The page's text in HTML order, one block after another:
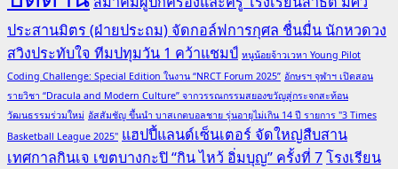
ประสานมิตร (ฝ่ายประถม) จัดกอล์ฟการกุศล ชื่นมื่น นักหวดวง
สวิงประทับใจ ทีมปทุมวัน 1 คว้าแชมป์ หนูน้อยจ้าวเวหา Young Pilot
Coding Challenge: Special Edition ในงาน “NRCT Forum 2025” อักษรฯ จุฬาฯ เปิดสอน
รายวิชา “Dracula and Modern Culture” จากวรรณกรรมสยองขวัญสู่กระจกสะท้อน
วัฒนธรรมร่วมใหม่ อัสสัมชัญ ขึ้นนำ บาสเกตบอลชาย รุ่นอายุไม่เกิน 14 ปี รายการ "3 Times
Basketball League 2025" แฮปปี้แลนด์เซ็นเตอร์ จัดใหญ่สืบสาน
เทศกาลกินเจ เขตบางกะปิ “กิน ไหว้ อิ่มบุญ” ครั้งที่ 7โรงเรียน